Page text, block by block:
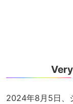
2024年8月5日、